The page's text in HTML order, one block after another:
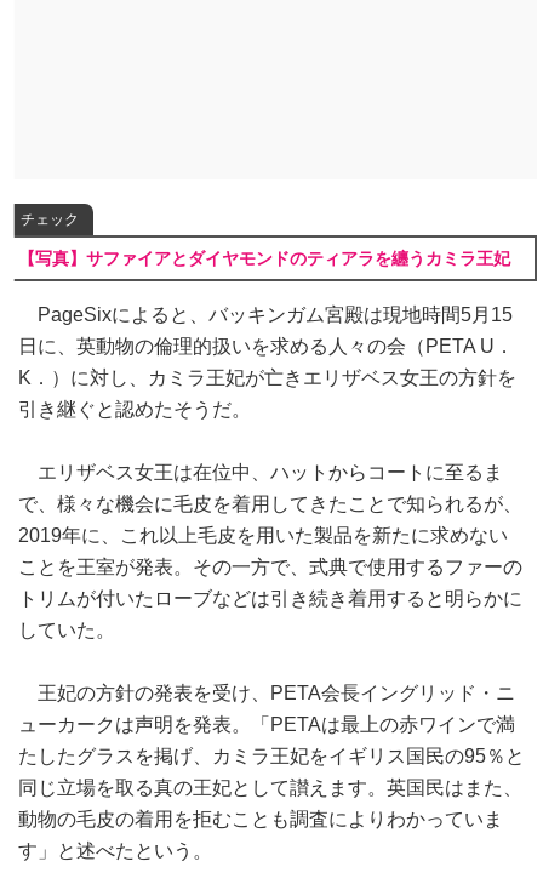
チェック
【写真】サファイアとダイヤモンドのティアラを纏うカミラ王妃
PageSixによると、バッキンガム宮殿は現地時間5月15
日に、英動物の倫理的扱いを求める人々の会（PETA U．
K．）に対し、カミラ王妃が亡きエリザベス女王の方針を
引き継ぐと認めたそうだ。
エリザベス女王は在位中、ハットからコートに至るま
で、様々な機会に毛皮を着用してきたことで知られるが、
2019年に、これ以上毛皮を用いた製品を新たに求めない
ことを王室が発表。その一方で、式典で使用するファーの
トリムが付いたローブなどは引き続き着用すると明らかに
していた。
王妃の方針の発表を受け、PETA会長イングリッド・ニ
ューカークは声明を発表。「PETAは最上の赤ワインで満
たしたグラスを掲げ、カミラ王妃をイギリス国民の95％と
同じ立場を取る真の王妃として讃えます。英国民はまた、
動物の毛皮の着用を拒むことも調査によりわかっていま
す」と述べたという。